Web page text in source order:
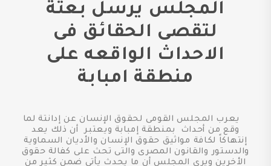
المجلس يرسل بعثة
لتقصى الحقائق فى
الاحداث الواقعه على
منطقة امبابة
يعرب المجلس القومى لحقوق الإنسان عن إدانتة لما
وقع من أحداث بمنطقة إمبابة ويعتبر أن ذلك يعد
إنتهاكاً لكافة مواثيق حقوق الإنسان والأديان السماوية
والدستور والقانون المصرى والتى تحث على كفالة حقوق
الأخرين ويرى المجلس أن ما يحدث يأتى ضمن كثير من